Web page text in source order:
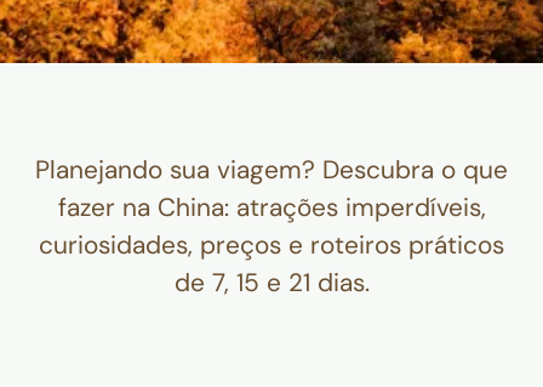
Planejando sua viagem? Descubra o que
fazer na China: atrações imperdíveis,
curiosidades, preços e roteiros práticos
de 7, 15 e 21 dias.